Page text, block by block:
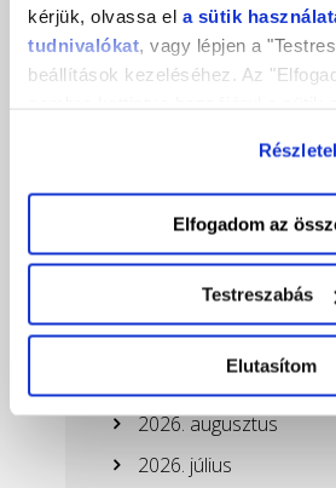
kérjük, olvassa el a sütik
tudnivalókat, vagy lépjen a
beállítások kezeléséhez. Az
nyomva csak a szükséges sütik
Elfogadom az
Testreszabás
Elutasítom
Ez is érdekelhet!
2026. augusztus
2026. július